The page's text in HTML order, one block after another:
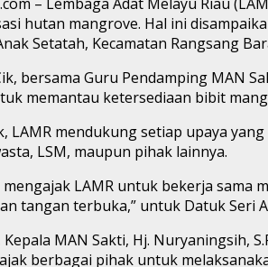
hutan mangrove. Hal ini
Setatah, Kecamatan Rangsang
bersama Guru Pendamping MAN
memantau ketersediaan bibit
LAMR mendukung setiap upaya
LSM, maupun pihak lainnya.
LAMR untuk bekerja
tangan terbuka,” untuk Datuk Seri
MAN Sakti, Hj.
berbagai pihak untuk